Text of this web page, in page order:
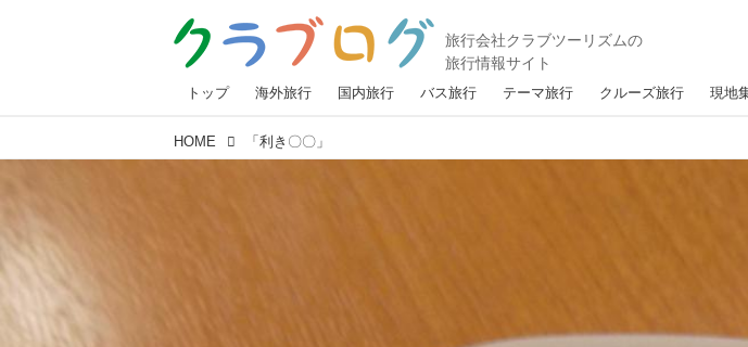
トップ 海外旅行 国内旅行 バス旅行 テーマ旅行 クルーズ旅行 現地
HOME 「利き〇〇」